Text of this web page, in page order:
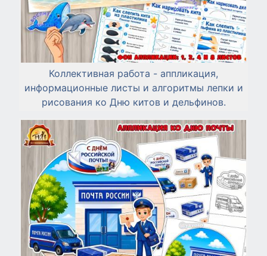
Коллективная работа - аппликация,
информационные листы и алгоритмы лепки и
рисования ко Дню китов и дельфинов.